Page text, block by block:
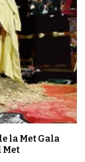
la Met Gala
Met